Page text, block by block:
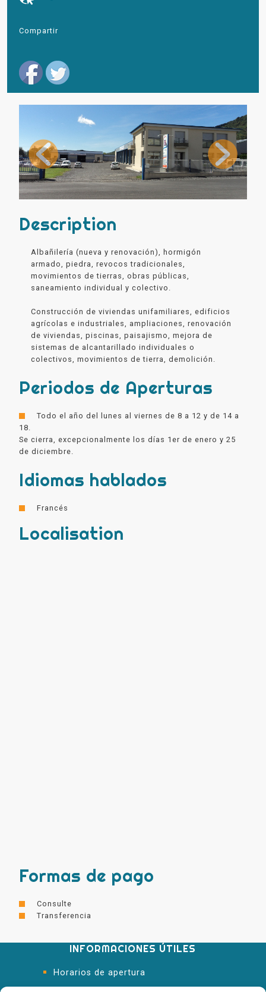
Compartir
Description
Albañilería (nueva y renovación), hormigón
armado, piedra, revocos tradicionales,
movimientos de tierras, obras públicas,
saneamiento individual y colectivo.
Construcción de viviendas unifamiliares, edificios
agrícolas e industriales, ampliaciones, renovación
de viviendas, piscinas, paisajismo, mejora de
sistemas de alcantarillado individuales o
colectivos, movimientos de tierra, demolición.
Periodos de Aperturas
Todo el año del lunes al viernes de 8 a 12 y de 14 a
18.
Se cierra, excepcionalmente los días 1er de enero y 25
de diciembre.
Idiomas hablados
Francés
Localisation
Formas de pago
Consulte
Transferencia
INFORMACIONES ÚTILES
Horarios de apertura